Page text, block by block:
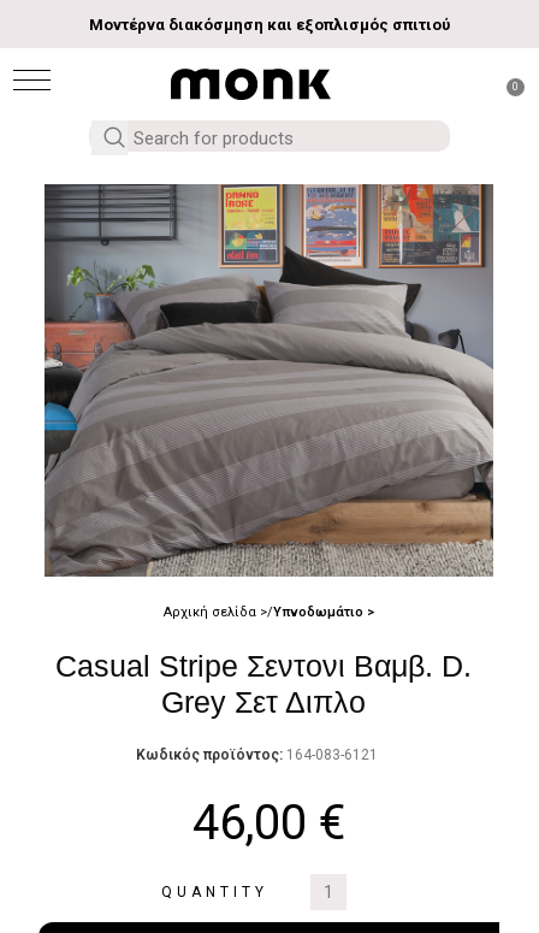
Μοντέρνα διακόσμηση και εξοπλισμός σπιτιού
0
Αρχική σελίδα Υπνοδωμάτιο
Casual Stripe Σεντονι Βαμβ. D.
Grey Σετ Διπλο
Κωδικός προϊόντος: 164-083-6121
46,00 €
QUANTITY